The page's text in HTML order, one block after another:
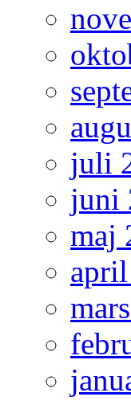
juli
juni
maj